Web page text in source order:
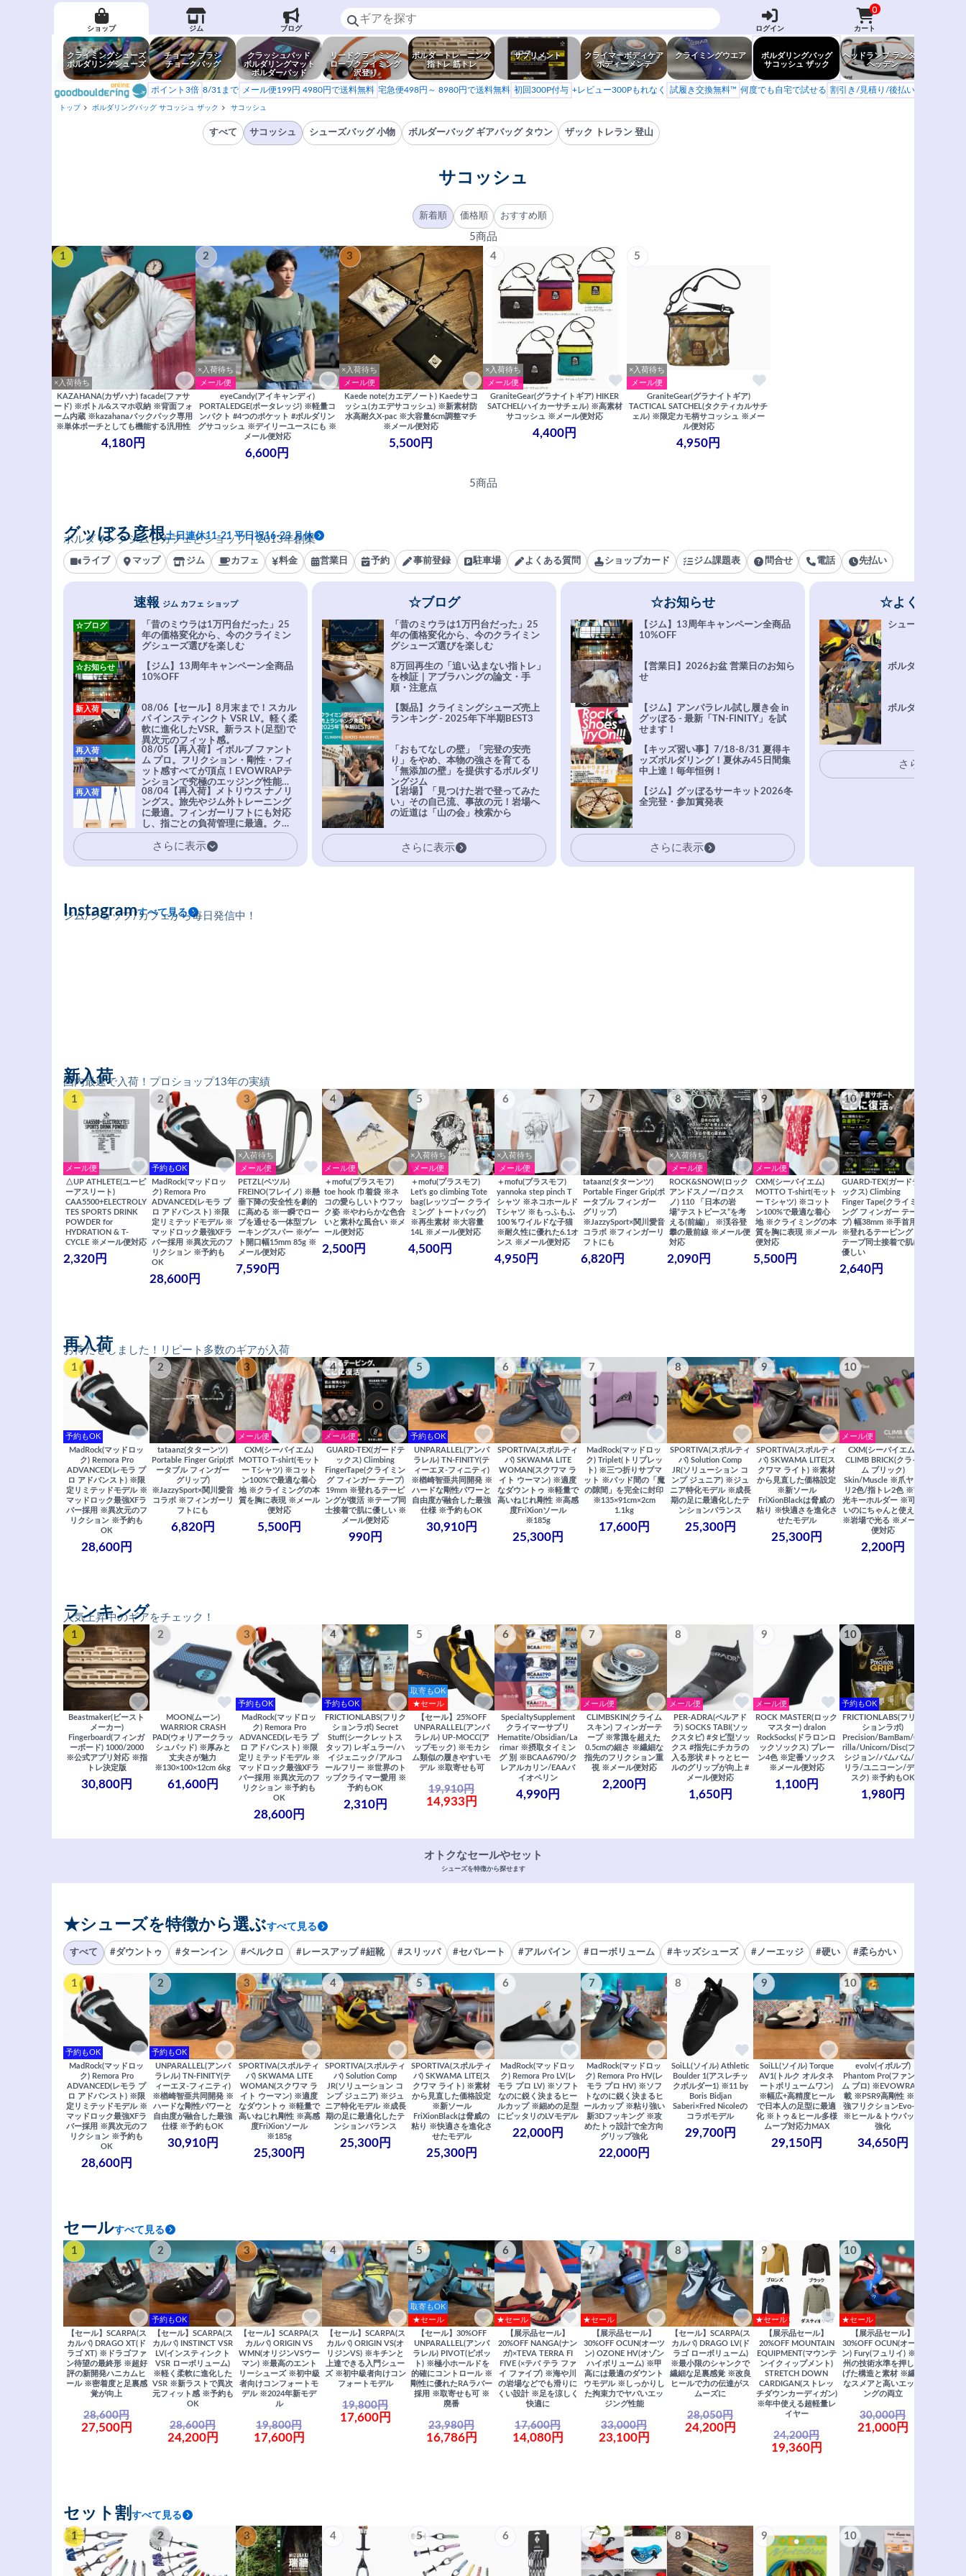
ショップ ジム ブログ ログイン
0
カート
クライミングシューズ
ボルダリングシューズ
チョーク ブラシ
チョークバッグ
クラッシュパッド
ボルダリングマット
ボルダーパッド
リードクライミング
ロープクライミング
沢登り
ボルダートレーニング
指トレ 筋トレ
サプリメント
クライマーボディケア
ボディーメンテ
クライミングウエア
ボルダリングバッグ
サコッシュ ザック
ヘッドランプ ランタン
ヘッデン
ポイント3倍 8/31まで メール便199円 4980円で送料無料 宅急便498円～ 8980円で送料無料 初回300P付与 +レビュー300Pもれなく 試履き交換無料™ 何度でも自宅で試せる 割引き/見積り/後払い
トップ ボルダリングバッグ サコッシュ ザック サコッシュ
すべて サコッシュ シューズバッグ 小物 ボルダーバッグ ギアバッグ タウン ザック トレラン 登山
サコッシュ
新着順 価格順 おすすめ順
5商品
1
×入荷待ち
KAZAHANA(カザハナ) facade(ファサ
ード) ※ボトル&スマホ収納 ※背面フォ
ーム内蔵 ※kazahanaバックパック専用
※単体ポーチとしても機能する汎用性
4,180円
2
×入荷待ち
メール便
eyeCandy(アイキャンディ)
PORTALEDGE(ポータレッジ) ※軽量コ
ンパクト #4つのポケット #ボルダリン
グサコッシュ ※デイリーユースにも ※
メール便対応
6,600円
3
×入荷待ち
メール便
Kaede note(カエデノート) Kaedeサコ
ッシュ(カエデサコッシュ) ※新素材防
水高耐久X-pac ※大容量6cm調整マチ
※メール便対応
5,500円
4
×入荷待ち
メール便
GraniteGear(グラナイトギア) HIKER
SATCHEL(ハイカーサチェル) ※高素材
サコッシュ ※メール便対応
4,400円
5
×入荷待ち
メール便
GraniteGear(グラナイトギア)
TACTICAL SATCHEL(タクティカルサチ
ェル) ※限定カモ柄サコッシュ ※メー
ル便対応
4,950円
5商品
ボルダリングジムとカフェとショップ｜2013年創業
グッぼる彦根土日連休11-21 平日祝16-23 月休
ライブ マップ ジム カフェ 料金 営業日 予約 事前登録 駐車場 よくある質問 ショップカード ジム課題表 問合せ 電話 先払い
速報 ジム カフェ ショップ
「昔のミウラは1万円台だった」25
年の価格変化から、今のクライミン
グシューズ選びを楽しむ
☆ブログ
【ジム】13周年キャンペーン全商品
10%OFF
☆お知らせ
08/06【セール】8月末まで！スカル
パ インスティンクト VSR LV。軽く柔
軟に進化したVSR。新ラスト(足型)で
異次元のフィット感。
新入荷
08/05【再入荷】イボルブ ファント
ム プロ。フリクション・剛性・フィ
ット感すべてが頂点！EVOWRAPテ
ンションで究極のエッジング性能を
実現。進化系ラバーEvo-74はTRAX
を凌駕する粘着力で極小ホールドに
安心感。
再入荷
08/04【再入荷】メトリウス ナノリ
ングス。旅先やジム外トレーニング
に最適。フィンガーリフトにも対応
し、指ごとの負荷管理に最適。クラ
イマーの指を本気で鍛えるギア。
再入荷
さらに表示
☆ブログ
「昔のミウラは1万円台だった」25
年の価格変化から、今のクライミン
グシューズ選びを楽しむ
8万回再生の「追い込まない指トレ」
を検証｜アブラハングの論文・手
順・注意点
【製品】クライミングシューズ売上
ランキング - 2025年下半期BEST3
「おもてなしの壁」「完登の安売
り」をやめ、本物の強さを育てる
「無添加の壁」を提供するボルダリ
ングジム
【岩場】「見つけた岩で登ってみた
い」その自己流、事故の元！岩場へ
の近道は「山の会」検索から
さらに表示
☆お知らせ
【ジム】13周年キャンペーン全商品
10%OFF
【営業日】2026お盆 営業日のお知ら
せ
【ジム】アンパラレル試し履き会 in
グッぼる - 最新「TN-FINITY」を試
せます！
【キッズ習い事】7/18-8/31 夏得キ
ッズボルダリング！夏休み45日間集
中上達！毎年恒例！
【ジム】グッぼるサーキット2026冬
全完登・参加賞発表
さらに表示
☆よくある質
シューズ選びFAQ
ボルダリング上達
ボルダリングトレ
さらに表示
ジム/ショップ/カフェから毎日発信中！
Instagramすべて見る
国内最速で入荷！プロショップ13年の実績
新入荷
1
メール便
△UP ATHLETE(ユーピ
ーアスリート)
CAA5500+ELECTROLY
TES SPORTS DRINK
POWDER for
HYDRATION & T-
CYCLE ※メール便対応
2,320円
2
予約もOK
MadRock(マッドロッ
ク) Remora Pro
ADVANCED(レモラ プ
ロ アドバンスト) ※限
定リミテッドモデル ※
マッドロック最強XFラ
バー採用 ※異次元のフ
リクション ※予約も
OK
28,600円
3
×入荷待ち
メール便
PETZL(ペツル)
FREINO(フレイノ) ※懸
垂下降の安全性を劇的
に高める ※一瞬でロー
プを通せる一体型ブレ
ーキングスパー ※ゲー
ト開口幅15mm 85g ※
メール便対応
7,590円
4
メール便
＋mofu(プラスモフ)
toe hook 巾着袋 ※ネ
コの愛らしいトウフッ
ク姿 ※やわらかな色合
いと素朴な風合い ※メ
ール便対応
2,500円
5
×入荷待ち
メール便
＋mofu(プラスモフ)
Let's go climbing Tote
bag(レッツゴー クライ
ミング トートバッグ)
※再生素材 ※大容量
14L ※メール便対応
4,500円
6
×入荷待ち
メール便
＋mofu(プラスモフ)
yannoka step pinch T
シャツ ※ネコホールド
Tシャツ ※もっふもふ
100％ワイルドな子猫
※耐久性に優れた6.1オ
ンス ※メール便対応
4,950円
7
tataanz(タターンツ)
Portable Finger Grip(ポ
ータブル フィンガー
グリップ)
※JazzySport×関川愛音
コラボ ※フィンガーリ
フトにも
6,820円
8
×入荷待ち
メール便
ROCK&SNOW(ロック
アンドスノー/ロクス
ノ) 110 「日本の岩
場“テストピース”を考
える(前編)」 ※渓谷登
攀の最前線 ※メール便
対応
2,090円
9
メール便
CXM(シーバイエム)
MOTTO T-shirt(モット
ー Tシャツ) ※コット
ン100%で最適な着心
地 ※クライミングの本
質を胸に表現 ※メール
便対応
5,500円
10
GUARD-TEX(ガードテ
ックス) Climbing
Finger Tape(クライミ
ング フィンガー テー
プ) 幅38mm ※手首用
※登れるテーピング ※
テープ同士接着で肌に
優しい
2,640円
お待たせしました！リピート多数のギアが入荷
再入荷
1
予約もOK
MadRock(マッドロッ
ク) Remora Pro
ADVANCED(レモラ プ
ロ アドバンスト) ※限
定リミテッドモデル ※
マッドロック最強XFラ
バー採用 ※異次元のフ
リクション ※予約も
OK
28,600円
2
tataanz(タターンツ)
Portable Finger Grip(ポ
ータブル フィンガー
グリップ)
※JazzySport×関川愛音
コラボ ※フィンガーリ
フトにも
6,820円
3
メール便
CXM(シーバイエム)
MOTTO T-shirt(モット
ー Tシャツ) ※コット
ン100%で最適な着心
地 ※クライミングの本
質を胸に表現 ※メール
便対応
5,500円
4
メール便
GUARD-TEX(ガードテ
ックス) Climbing
FingerTape(クライミン
グ フィンガー テープ)
19mm ※登れるテーピ
ングが復活 ※テープ同
士接着で肌に優しい ※
メール便対応
990円
5
予約もOK
UNPARALLEL(アンパ
ラレル) TN-FINITY(テ
ィーエヌ-フィニティ)
※楢崎智亜共同開発 ※
ハードな剛性パワーと
自由度が融合した最強
仕様 ※予約もOK
30,910円
6
SPORTIVA(スポルティ
バ) SKWAMA LITE
WOMAN(スクワマ ラ
イト ウーマン) ※適度
なダウントゥ ※軽量で
高いねじれ剛性 ※高感
度FriXionソール
※185g
25,300円
7
MadRock(マッドロッ
ク) Triplet(トリプレッ
ト) ※三つ折りサブマ
ット ※パッド間の「魔
の隙間」を完全に封印
※135×91cm×2cm
1.1kg
17,600円
8
SPORTIVA(スポルティ
バ) Solution Comp
JR(ソリューション コ
ンプ ジュニア) ※ジュ
ニア特化モデル ※成長
期の足に最適化したテ
ンションバランス
25,300円
9
SPORTIVA(スポルティ
バ) SKWAMA LITE(ス
クワマ ライト) ※素材
から見直した価格設定
※新ソール
FriXionBlackは脅威の
粘り ※快適さを進化さ
せたモデル
25,300円
10
メール便
CXM(シーバイエム)
CLIMB BRICK(クライ
ム ブリック)
Skin/Muscle ※爪ヤス
リ2色/指トレ2色 ※蓄
光キーホルダー ※可愛
いのにちゃんと使える
※岩場で光る ※メール
便対応
2,200円
人気上昇中のギアをチェック！
ランキング
1
Beastmaker(ビースト
メーカー)
Fingerboard(フィンガ
ーボード) 1000/2000
※公式アプリ対応 ※指
トレ決定版
30,800円
2
MOON(ムーン)
WARRIOR CRASH
PAD(ウォリアークラッ
シュパッド) ※厚みと
丈夫さが魅力
※130×100×12cm 6kg
61,600円
3
予約もOK
MadRock(マッドロッ
ク) Remora Pro
ADVANCED(レモラ プ
ロ アドバンスト) ※限
定リミテッドモデル ※
マッドロック最強XFラ
バー採用 ※異次元のフ
リクション ※予約も
OK
28,600円
4
予約もOK
FRICTIONLABS(フリク
ションラボ) Secret
Stuff(シークレットス
タッフ) レギュラー/ハ
イジェニック/アルコ
ールフリー ※世界のト
ップクライマー愛用 ※
予約もOK
2,310円
5
取寄もOK
★セール
【セール】25%OFF
UNPARALLEL(アンパ
ラレル) UP-MOCC(ア
ップモック) ※モカシ
ム類似の履きやすいモ
デル ※取寄せも可
19,910円
14,933円
6
SpecialtySupplement
クライマーサプリ
Hematite/Obsidian/La
rimar ※摂取タイミン
グ 別 ※BCAA6790/ク
レアルカリン/EAAバ
イオペリン
4,990円
7
メール便
CLIMBSKIN(クライム
スキン) フィンガーテ
ープ ※常識を超えた
0.5cmの細さ ※繊細な
指先のフリクション重
視 ※メール便対応
2,200円
8
メール便
PER-ADRA(ペルアド
ラ) SOCKS TABI(ソッ
クスタビ) #タビ型ソッ
クス #指先にチカラの
入る形状 #トゥとヒー
ルのグリップが向上 #
メール便対応
1,650円
9
メール便
ROCK MASTER(ロック
マスター) dralon
RockSocks(ドラロンロ
ックソックス) プレー
ン4色 ※定番ソックス
※メール便対応
1,100円
10
予約もOK
FRICTIONLABS(フリク
ションラボ)
Precision/BamBam/Go
rilla/Unicorn/Disc(プレ
シジョン/バムバム/ゴ
リラ/ユニコーン/ディ
スク) ※予約もOK
1,980円
オトクなセールやセット
シューズを特徴から探せます
★シューズを特徴から選ぶすべて見る
すべて #ダウントゥ #ターンイン #ベルクロ #レースアップ #紐靴 #スリッパ #セパレート #アルパイン #ローボリューム #キッズシューズ #ノーエッジ #硬い #柔らかい
1
予約もOK
MadRock(マッドロッ
ク) Remora Pro
ADVANCED(レモラ プ
ロ アドバンスト) ※限
定リミテッドモデル ※
マッドロック最強XFラ
バー採用 ※異次元のフ
リクション ※予約も
OK
28,600円
2
予約もOK
UNPARALLEL(アンパ
ラレル) TN-FINITY(テ
ィーエヌ-フィニティ)
※楢崎智亜共同開発 ※
ハードな剛性パワーと
自由度が融合した最強
仕様 ※予約もOK
30,910円
3
SPORTIVA(スポルティ
バ) SKWAMA LITE
WOMAN(スクワマ ラ
イト ウーマン) ※適度
なダウントゥ ※軽量で
高いねじれ剛性 ※高感
度FriXionソール
※185g
25,300円
4
SPORTIVA(スポルティ
バ) Solution Comp
JR(ソリューション コ
ンプ ジュニア) ※ジュ
ニア特化モデル ※成長
期の足に最適化したテ
ンションバランス
25,300円
5
SPORTIVA(スポルティ
バ) SKWAMA LITE(ス
クワマ ライト) ※素材
から見直した価格設定
※新ソール
FriXionBlackは脅威の
粘り ※快適さを進化さ
せたモデル
25,300円
6
MadRock(マッドロッ
ク) Remora Pro LV(レ
モラ プロ LV) ※ソフト
なのに鋭く決まるヒー
ルカップ ※細めの足型
にピッタリのLVモデル
22,000円
7
MadRock(マッドロッ
ク) Remora Pro HV(レ
モラ プロ HV) ※ソフ
トなのに鋭く決まるヒ
ールカップ ※粘り強い
新3Dフッキング ※攻
めたトゥ設計で全方向
グリップ強化
22,000円
8
SoiLL(ソイル) Athletic
Boulder 1(アスレチッ
クボルダー1) ※11 by
Boris Bidjan
Saberi×Fred Nicoleの
コラボモデル
29,700円
9
SoiLL(ソイル) Torque
AV1(トルク オルタネ
ートボリュームワン)
※幅広+高精度ヒール
で日本人の足型に最適
化 ※トゥ＆ヒール多様
ムーブ対応力MAX
29,150円
10
evolv(イボルブ)
Phantom Pro(ファント
ム プロ) ※EVOWRA搭
載 ※PSR9高剛性 ※最
強フリクションEvo-74
※ヒール＆トウパッチ
強化
34,650円
セールすべて見る
1
【セール】SCARPA(ス
カルパ) DRAGO XT(ド
ラゴ XT) ※ドラゴファ
ン待望の最終形 ※超好
評の新開発ハニカムヒ
ール ※密着度と足裏感
覚が向上
28,600円
27,500円
2
予約もOK
【セール】SCARPA(ス
カルパ) INSTINCT VSR
LV(インスティンクト
VSR ローボリューム)
※軽く柔軟に進化した
VSR ※新ラストで異次
元フィット感 ※予約も
OK
28,600円
24,200円
3
【セール】SCARPA(ス
カルパ) ORIGIN VS
WMN(オリジンVSウー
マン) ※最高のエント
リーシューズ ※初中級
者向けコンフォートモ
デル ※2024年新モデ
ル
19,800円
17,600円
4
【セール】SCARPA(ス
カルパ) ORIGIN VS(オ
リジンVS) ※キチンと
上達できる入門シュー
ズ ※初中級者向けコン
フォートモデル
19,800円
17,600円
5
取寄もOK
★セール
【セール】30%OFF
UNPARALLEL(アンパ
ラレル) PIVOT(ピボッ
ト) ※極小ホールドを
的確にコントロール ※
剛性に優れたRAラバー
採用 ※取寄せも可 ※
廃番
23,980円
16,786円
6
★セール
【展示品セール】
20%OFF NANGA(ナン
ガ)×TEVA TERRA FI
FIVE (×テバ テラ ファ
イ ファイブ) ※海や川
の岩場などでも滑りに
くい設計 ※足を涼しく
快適に
17,600円
14,080円
7
★セール
【展示品セール】
30%OFF OCUN(オーツ
ン) OZONE HV(オゾン
ハイボリューム) ※甲
高には最適のダウント
ウモデル ※しっかりし
た拘束力でヤバいエッ
ジング性能
33,000円
23,100円
8
【セール】SCARPA(ス
カルパ) DRAGO LV(ド
ラゴ ローボリューム)
※最小限のシャンクで
繊細な足裏感覚 ※改良
ヒールで力の伝達がス
ムーズに
28,050円
24,200円
9
★セール
【展示品セール】
20%OFF MOUNTAIN
EQUIPMENT(マウンテ
ンイクィップメント)
STRETCH DOWN
CARDIGAN(ストレッ
チダウンカーディガン)
※年中使える超軽量レ
イヤー
24,200円
19,360円
10
★セール
【展示品セール】
30%OFF OCUN(オーツ
ン) Fury(フュリイ) ※欧
州の技術水準を押し上
げた構造と素材 ※繊細
なスメアと高いエッジ
ングの両立
30,000円
21,000円
セット割 すべて見る
1 2 3 4 5 6 7 8 9 10